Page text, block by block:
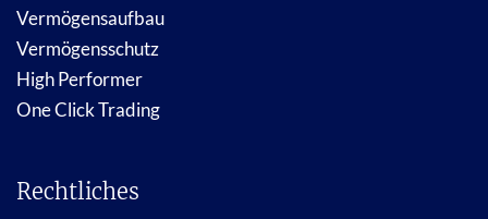
Vermögensaufbau
Vermögensschutz
High Performer
One Click Trading
Rechtliches